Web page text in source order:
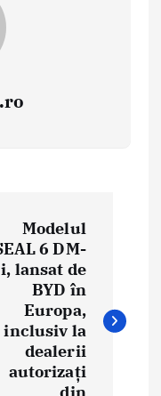
Modelul
6 DM-
i, lansat de
BYD în
Europa,
inclusiv la
dealerii
autorizați
din